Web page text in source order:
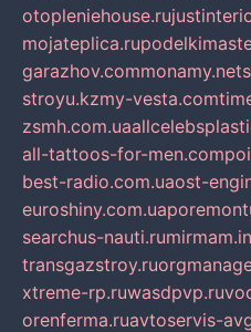
otopleniehouse.ru
mojateplica.ru
garazhov.commonamy.net
stroyu.kzmy-vesta.com
zsmh.com.ua
all-tattoos-for-men.com
best-radio.com.uaost-
euroshiny.com.ua
searchus-nauti.ru
transgazstroy.ru
xtreme-rp.ruwasdpvp.ru
orenferma.ruavtoservis-